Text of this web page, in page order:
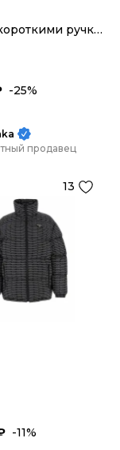
Сумка с короткими ручками
-25%
продавец
13
-11%